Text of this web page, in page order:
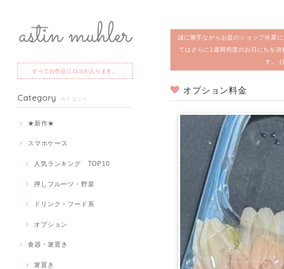
すべての作品にロゴが入ります。
Category カテゴリー
★新作★
スマホケース
人気ランキング TOP10
押しフルーツ・野菜
ドリンク・フード系
オプション
食器・箸置き
箸置き
誠に勝手ながらお盆のショップ休業
てはさらに1週間程度のお日にちを
す。 (
オプション料金